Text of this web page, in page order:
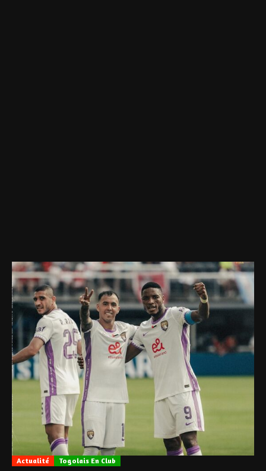
Actualité Togolais En Club